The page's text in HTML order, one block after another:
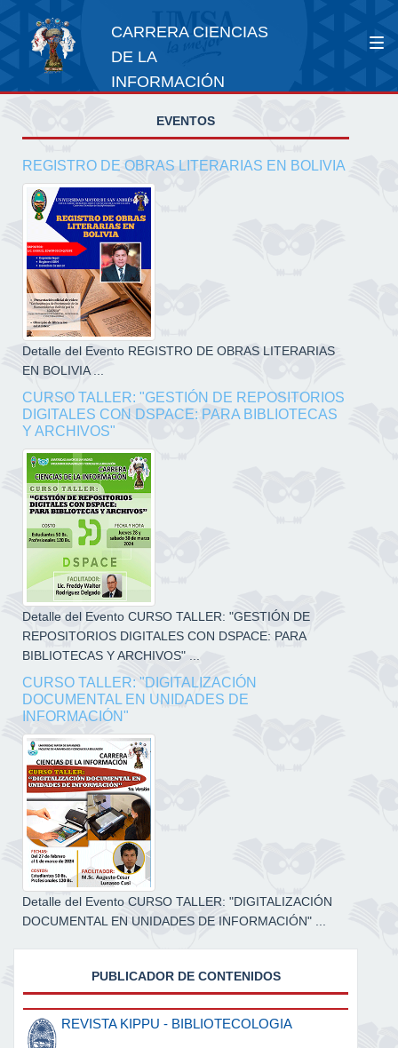
CARRERA CIENCIAS
DE LA
INFORMACIÓN
EVENTOS
REGISTRO DE OBRAS LITERARIAS EN BOLIVIA
Detalle del Evento REGISTRO DE OBRAS LITERARIAS
EN BOLIVIA ...
CURSO TALLER: "GESTIÓN DE REPOSITORIOS
DIGITALES CON DSPACE: PARA BIBLIOTECAS
Y ARCHIVOS"
Detalle del Evento CURSO TALLER: "GESTIÓN DE
REPOSITORIOS DIGITALES CON DSPACE: PARA
BIBLIOTECAS Y ARCHIVOS" ...
CURSO TALLER: "DIGITALIZACIÓN
DOCUMENTAL EN UNIDADES DE
INFORMACIÓN"
Detalle del Evento CURSO TALLER: "DIGITALIZACIÓN
DOCUMENTAL EN UNIDADES DE INFORMACIÓN" ...
PUBLICADOR DE CONTENIDOS
REVISTA KIPPU - BIBLIOTECOLOGIA